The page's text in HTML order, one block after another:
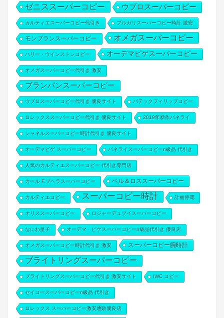
ゼニススーパーコピー ウブロスーパーコピー
カルティエスーパーコピー代引き ブルガリスーパーコピー時計 激安
モンブランスーパーコピー オメガスーパーコピー
ハリー・ウインストンコピー オーデマピゲスーパーコピー
オメガスーパーコピー代引き 激安
ブランパンスーパーコピー
ウブロスーパーコピー代引き 優良サイト パテックフィリップコピー
ロレックススーパーコピー代引き 優良サイト 2019年新作パネライ
シャネルスーパーコピー時計代引き 優良サイト
オーデマピゲ スーパーコピー パネライスーパーコピーn級品 代引き
人気のカルティエスーパーコピー 代引き専門店
カール F.ブヘラスーパーコピー ベル＆ロススーパーコピー
カルティエコピー スーパーコピー時計 計画停電
オリススーパーコピー ロジャーデュブイスーパーコピー
なにわ皇子 オーデマ・ピゲスーパーコピーn級品代引き 優良店
オメガスーパーコピー時計代引き 激安 スーパーコピー腕時計
ブライトリングスーパーコピー
ブライトリングスーパーコピー代引き 激安サイト IWC コピー
セイコースーパーコピーn級品 代引き
ロレックス スーパーコピー激安通販優良店